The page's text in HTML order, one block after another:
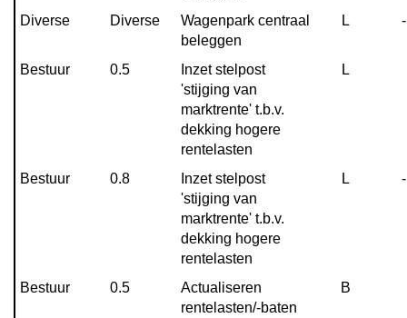
Diverse Diverse
Wagenpark centraal
beleggen
L
Bestuur 0.5
Inzet stelpost
'stijging van
marktrente' t.b.v.
dekking hogere
rentelasten
L
Bestuur 0.8
Inzet stelpost
'stijging van
marktrente' t.b.v.
dekking hogere
rentelasten
L
Bestuur 0.5
Actualiseren
rentelasten/-baten
B